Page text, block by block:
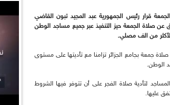
قرار رئيس الجمهورية عبد المجيد تبون القاضي
عن صلاة الجمعة حيز التنفيذ عبر جميع مساجد الوطن
من الف مصلي.
جمعة بجامع الجزائر تزامنا مع تأديتها على مستوى
الوطن.
لتأدية صلاة الفجر على أن تتوفر فيها الشروط
عليها.